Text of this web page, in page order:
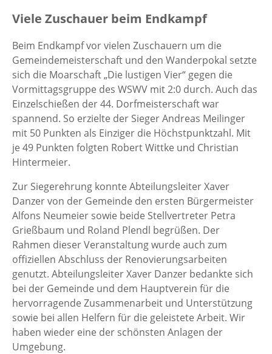
Viele Zuschauer beim Endkampf
Beim Endkampf vor vielen Zuschauern um die
Gemeindemeisterschaft und den Wanderpokal setzte
sich die Moarschaft „Die lustigen Vier“ gegen die
Vormittagsgruppe des WSWV mit 2:0 durch. Auch das
Einzelschießen der 44. Dorfmeisterschaft war
spannend. So erzielte der Sieger Andreas Meilinger
mit 50 Punkten als Einziger die Höchstpunktzahl. Mit
je 49 Punkten folgten Robert Wittke und Christian
Hintermeier.
Zur Siegerehrung konnte Abteilungsleiter Xaver
Danzer von der Gemeinde den ersten Bürgermeister
Alfons Neumeier sowie beide Stellvertreter Petra
Grießbaum und Roland Plendl begrüßen. Der
Rahmen dieser Veranstaltung wurde auch zum
offiziellen Abschluss der Renovierungsarbeiten
genutzt. Abteilungsleiter Xaver Danzer bedankte sich
bei der Gemeinde und dem Hauptverein für die
hervorragende Zusammenarbeit und Unterstützung
sowie bei allen Helfern für die geleistete Arbeit. Wir
haben wieder eine der schönsten Anlagen der
Umgebung.